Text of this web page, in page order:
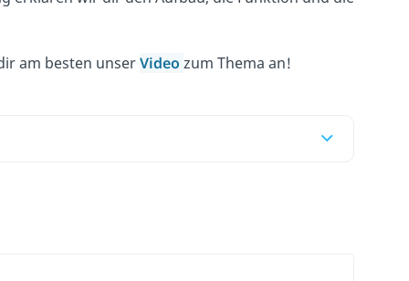
am besten unserVideo zum Thema an!